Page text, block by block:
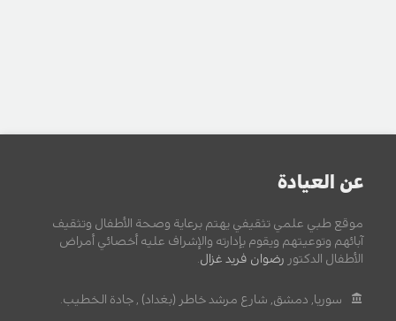
عن العيادة
موقع طبي علمي تثقيفي يهتم برعاية وصحة الأطفال وتثقيف
آبائهم وتوعيتهم ويقوم بإدارته والإشراف عليه أخصائي أمراض
الأطفال الدكتور رضوان فريد غزال.
سوريا, دمشق, شارع مرشد خاطر (بغداد) , جادة الخطيب.